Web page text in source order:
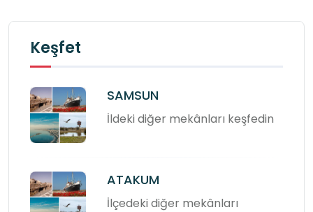
Keşfet
SAMSUN
İldeki diğer mekânları keşfedin
ATAKUM
İlçedeki diğer mekânları